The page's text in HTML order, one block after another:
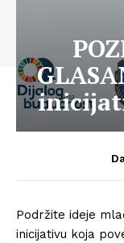
Podržite ideje
inicijativu koja